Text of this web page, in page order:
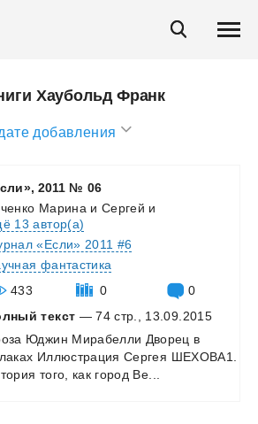
Хаубольд Франк
добавления
2011 № 06
Марина и Сергей и
13 автор(а)
«Если» 2011 #6
фантастика
433
0
0
текст — 74 стр., 13.09.2015
Юджин Мирабелли Дворец в
Иллюстрация Сергея ШЕХОВА1.
того, как город Ве...